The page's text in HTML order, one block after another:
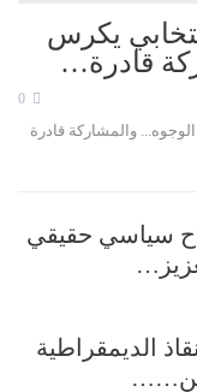
يكرس
قادرة…
والمشاركة قادرة
سياسي حقيقي
الديمقراطية